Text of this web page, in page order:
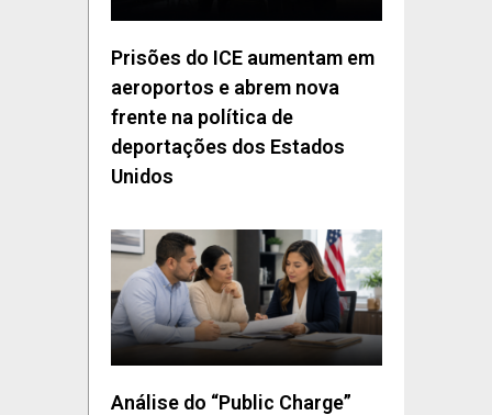
Prisões do ICE aumentam em
aeroportos e abrem nova
frente na política de
deportações dos Estados
Unidos
Análise do “Public Charge”